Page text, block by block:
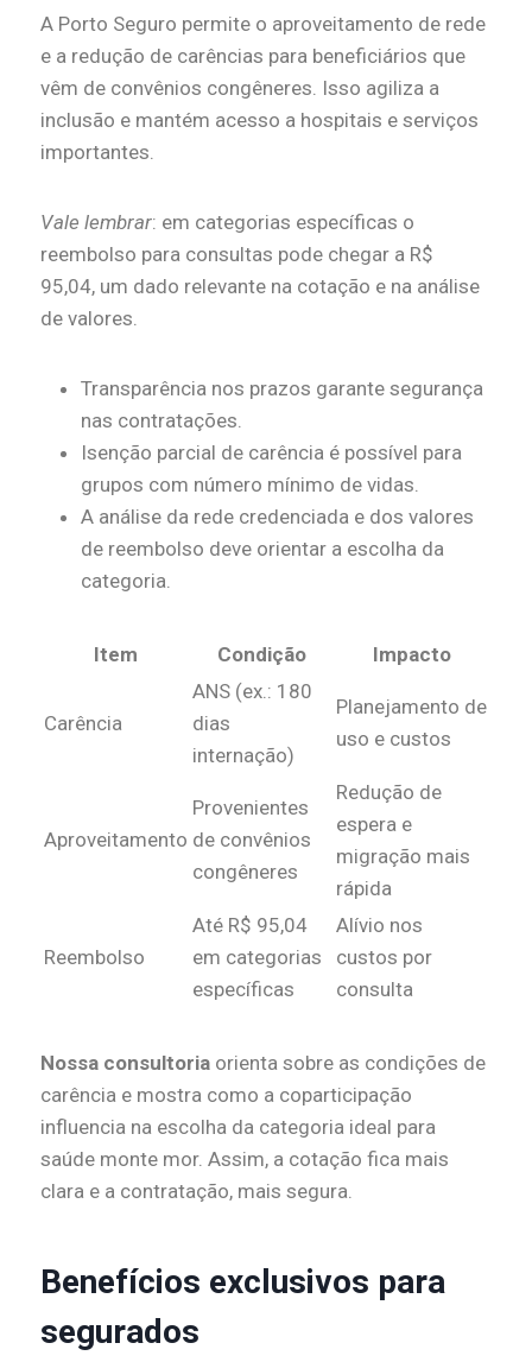
A Porto Seguro permite o aproveitamento de rede
e a redução de carências para beneficiários que
vêm de convênios congêneres. Isso agiliza a
inclusão e mantém acesso a hospitais e serviços
importantes.
Vale lembrar: em categorias específicas o
reembolso para consultas pode chegar a R$
95,04, um dado relevante na cotação e na análise
de valores.
Transparência nos prazos garante segurança
nas contratações.
Isenção parcial de carência é possível para
grupos com número mínimo de vidas.
A análise da rede credenciada e dos valores
de reembolso deve orientar a escolha da
categoria.
Item Condição Impacto
Carência
ANS (ex.: 180
dias
internação)
Planejamento de
uso e custos
Aproveitamento
Provenientes
de convênios
congêneres
Redução de
espera e
migração mais
rápida
Reembolso
Até R$ 95,04
em categorias
específicas
Alívio nos
custos por
consulta
Nossa consultoria orienta sobre as condições de
carência e mostra como a coparticipação
influencia na escolha da categoria ideal para
saúde monte mor. Assim, a cotação fica mais
clara e a contratação, mais segura.
Benefícios exclusivos para
segurados